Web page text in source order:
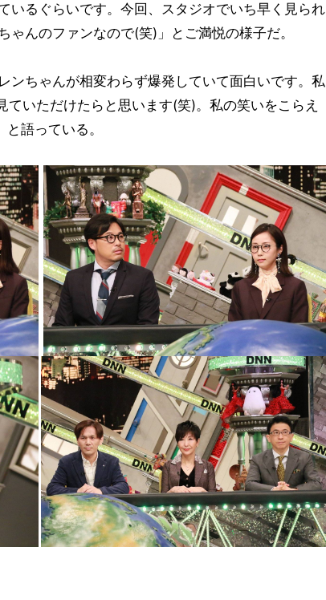
いるぐらいです。今回、スタジオでいち早く見られ
んのファンなので(笑)」とご満悦の様子だ。
ンちゃんが相変わらず爆発していて面白いです。私
いただけたらと思います(笑)。私の笑いをこらえ
語っている。